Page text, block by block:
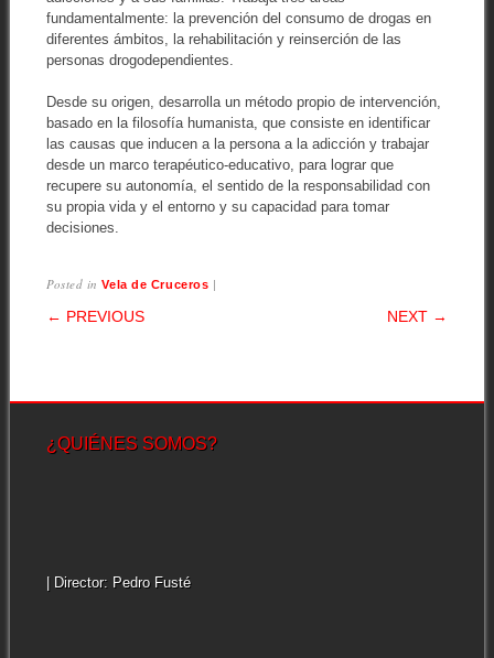
fundamentalmente: la prevención del consumo de drogas en
diferentes ámbitos, la rehabilitación y reinserción de las
personas drogodependientes.
Desde su origen, desarrolla un método propio de intervención,
basado en la filosofía humanista, que consiste en identificar
las causas que inducen a la persona a la adicción y trabajar
desde un marco terapéutico-educativo, para lograr que
recupere su autonomía, el sentido de la responsabilidad con
su propia vida y el entorno y su capacidad para tomar
decisiones.
Posted inVela de Cruceros |
POST NAVIGATION
← PREVIOUS NEXT →
¿QUIÉNES SOMOS?
| Director: Pedro Fusté